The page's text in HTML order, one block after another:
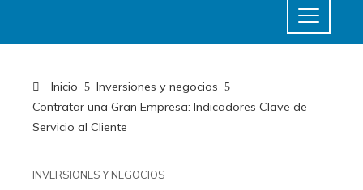
Inicio
Inversiones y negocios
Contratar una Gran Empresa: Indicadores Clave de
Servicio al Cliente
INVERSIONES Y NEGOCIOS